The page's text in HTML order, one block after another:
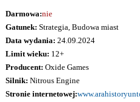
Darmowa:nie
Gatunek: Strategia, Budowa miast
Data wydania: 24.09.2024
Limit wieku: 12+
Producent: Oxide Games
Silnik: Nitrous Engine
Stronie internetowej: